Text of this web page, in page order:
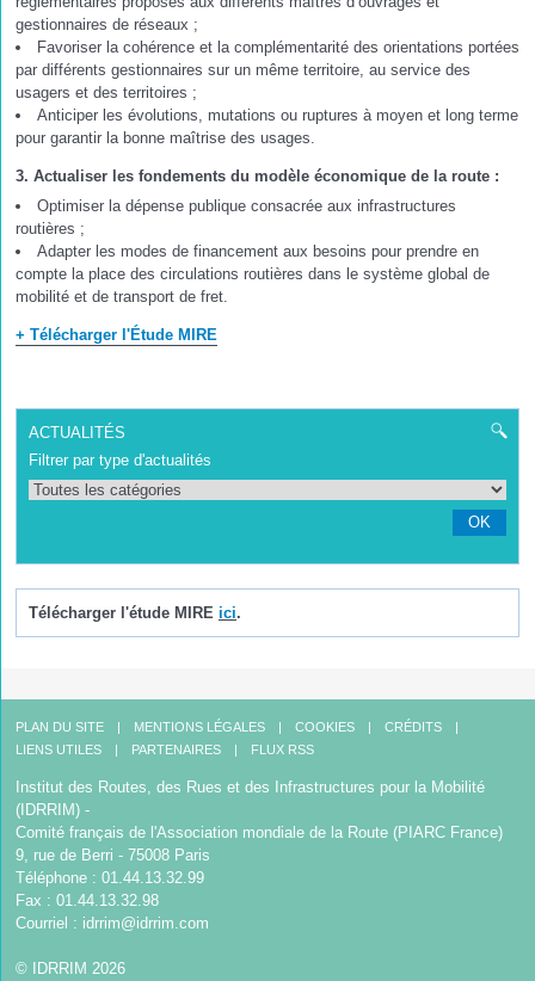
gestionnaires de réseaux ;
Favoriser la cohérence et la complémentarité des orientations portées
par différents gestionnaires sur un même territoire, au service des
usagers et des territoires ;
Anticiper les évolutions, mutations ou ruptures à moyen et long terme
pour garantir la bonne maîtrise des usages.
3. Actualiser les fondements du modèle économique de la route :
Optimiser la dépense publique consacrée aux infrastructures
routières ;
Adapter les modes de financement aux besoins pour prendre en
compte la place des circulations routières dans le système global de
mobilité et de transport de fret.
+ Télécharger l'Étude MIRE
ACTUALITÉS
Filtrer par type d'actualités
OK
Télécharger l'étude MIRE ici.
PLAN DU SITE MENTIONS LÉGALES COOKIES
CRÉDITS
LIENS UTILES
PARTENAIRES FLUX RSS
Institut des Routes, des Rues et des Infrastructures pour la Mobilité
(IDRRIM) -
Comité français de l'Association mondiale de la Route (PIARC France)
9, rue de Berri - 75008 Paris
Téléphone : 01.44.13.32.99
Fax : 01.44.13.32.98
Courriel : idrrim@idrrim.com
© IDRRIM 2026